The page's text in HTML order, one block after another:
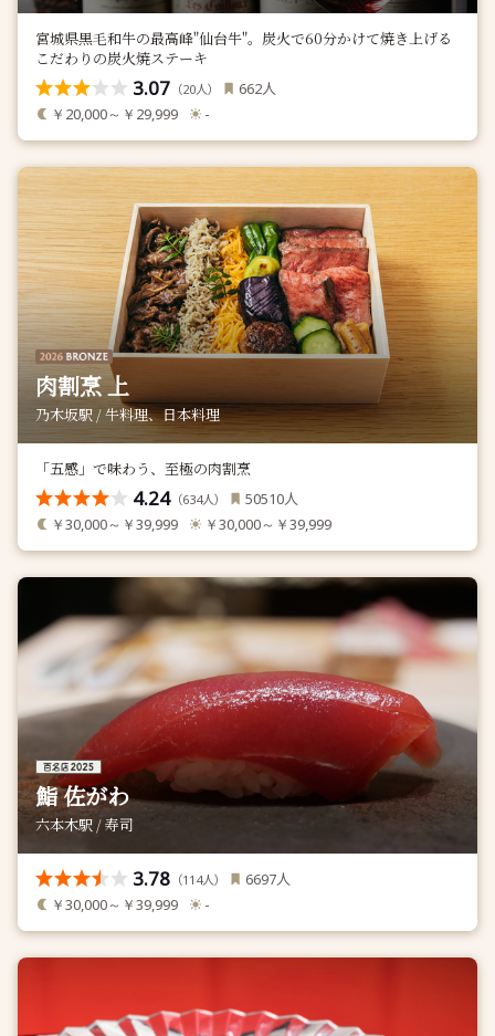
宮城県黒毛和牛の最高峰"仙台牛"。炭火で60分かけて焼き上げる
こだわりの炭火焼ステーキ
3.07 （20人） 662人
￥20,000～￥29,999 -
肉割烹 上
乃木坂駅 / 牛料理、日本料理
「五感」で味わう、至極の肉割烹
4.24（634人） 50510人
￥30,000～￥39,999 ￥30,000～￥39,999
鮨 佐がわ
六本木駅 / 寿司
3.78 （114人） 6697人
￥30,000～￥39,999 -